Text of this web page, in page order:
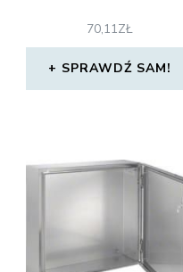
70,11ZŁ
SPRAWDŹ SAM!